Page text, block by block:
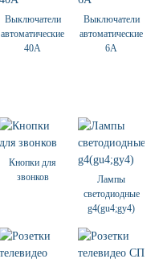
Выключатели
автоматические
40А
Выключатели
автоматические
6А
Кнопки для
звонков
Лампы
светодиодные
g4(gu4;gy4)